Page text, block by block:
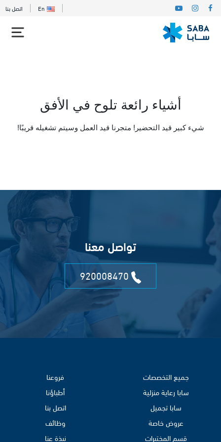
En اتصل بنا
أشياء رائعة تلوح في الأفق
شيء كبير قيد التحضير! متجرنا قيد العمل وسيتم تشغيله قريبًا!
تواصل معنا
جميع التخصصات
سابا رعاية منزلية
سابا تجميل
عروض خاصة
قسم المختبرات
فروعنا
أطباؤنا
اتصل بنا
وظائف
نبذة عنا